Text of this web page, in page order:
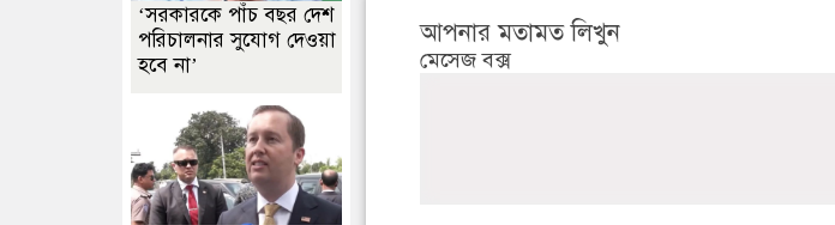
আপনার মতামত লিখুন
মেসেজ বক্স
‘সরকারকে পাঁচ বছর দেশ
পরিচালনার সুযোগ দেওয়া
হবে না’